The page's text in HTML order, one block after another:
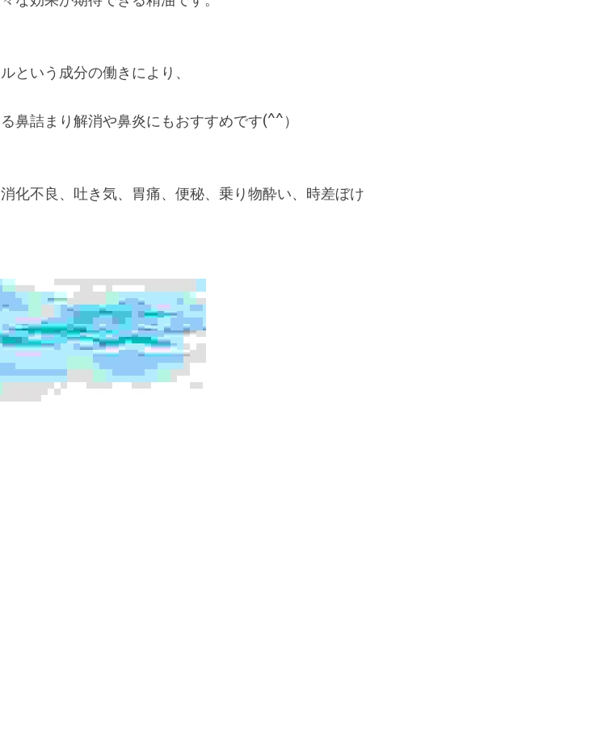
という成分の働きにより、
鼻詰まり解消や鼻炎にもおすすめです(^^）
化不良、吐き気、胃痛、便秘、乗り物酔い、時差ぼけ